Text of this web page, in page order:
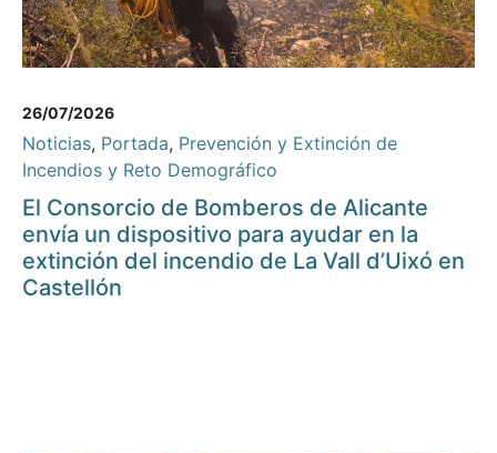
26/07/2026
Noticias, Portada, Prevención y Extinción de
Incendios y Reto Demográfico
El Consorcio de Bomberos de Alicante
envía un dispositivo para ayudar en la
extinción del incendio de La Vall d’Uixó en
Castellón